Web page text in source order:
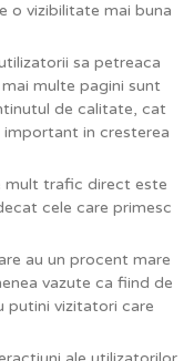
o vizibilitate mai buna
sa petreaca
multe pagini sunt
de calitate, cat
important in cresterea
mult trafic direct este
cele care primesc
au un procent mare
vazute ca fiind de
putini vizitatori care